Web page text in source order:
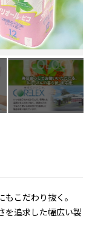
こだわり抜く。
を追求した幅広い製